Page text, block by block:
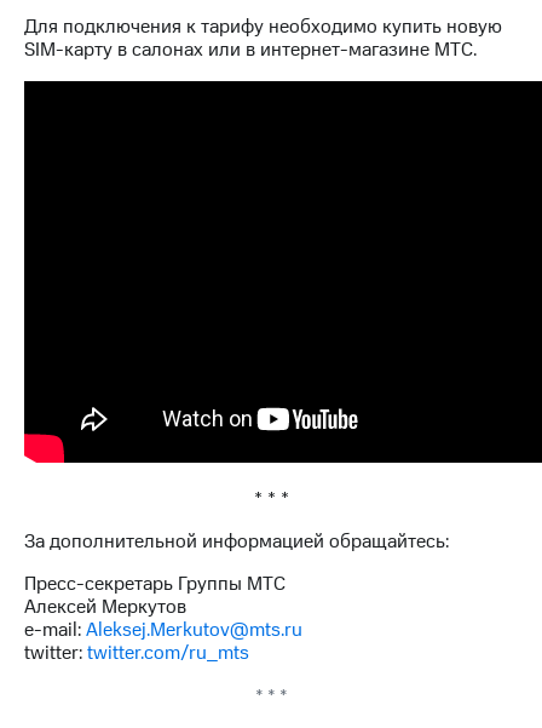
отчетность
Контакты
акционерам
Документы
Личный
акционера
Акционерный
капитал
Контроль
Для подключения к тарифу необходимо купить новую
SIM-карту в салонах или в интернет-магазине МТС.
* * *
За дополнительной информацией обращайтесь:
Пресс-секретарь Группы МТС
Алексей Меркутов
e-mail:Aleksej.Merkutov@mts.ru
twitter:twitter.com/ru_mts
* * *